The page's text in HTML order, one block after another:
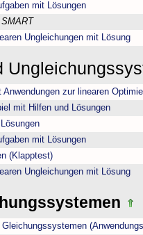
mit Lösungen
SMART
Ungleichungen mit Lösung
Anwendungen zur linearen
mit Hilfen und Lösungen
mit Lösungen
(Klapptest)
Ungleichungen mit Lösung